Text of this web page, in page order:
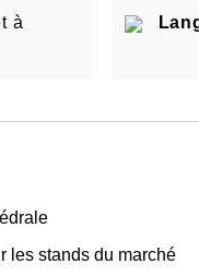
à
les stands du marché